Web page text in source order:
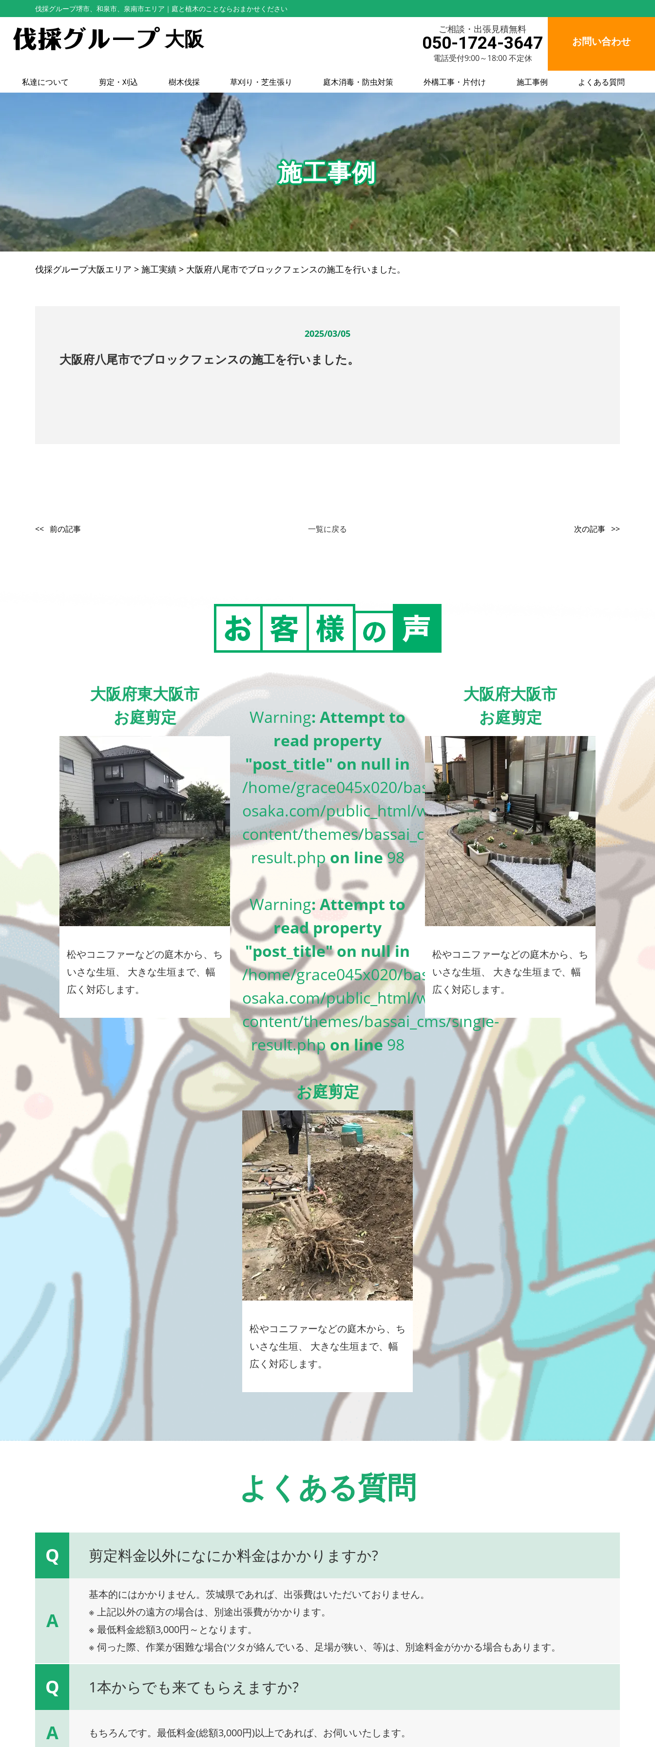
伐採グループ堺市、和泉市、泉南市エリア ｜庭と植木のことならおまかせください
大阪 ご相談・出張見積無料
050-1724-3647
電話受付9:00～18:00 不定休
お問い合わせ
私達について 剪定・刈込 樹木伐採 草刈り・芝生張り 庭木消毒・防虫対策 外構工事・片付け 施工事例 よくある質問
施工事例
伐採グループ大阪エリア > 施工実績 > 大阪府八尾市でブロックフェンスの施工を行いました。
2025/03/05
大阪府八尾市でブロックフェンスの施工を行いました。
<< 前の記事 一覧に戻る 次の記事 >>
大阪府東大阪市
お庭剪定
松やコニファーなどの庭木から、ち
いさな生垣、 大きな生垣まで、幅
広く対応します。
Warning: Attempt to
read property
"post_title" on null in
/home/grace045x020/bassaigroup-
osaka.com/public_html/wp-
content/themes/bassai_cms/single-
result.phpon line98
Warning: Attempt to
read property
"post_title" on null in
/home/grace045x020/bassaigroup-
osaka.com/public_html/wp-
content/themes/bassai_cms/single-
result.phpon line98
お庭剪定
松やコニファーなどの庭木から、ち
いさな生垣、 大きな生垣まで、幅
広く対応します。
大阪府大阪市
お庭剪定
松やコニファーなどの庭木から、ち
いさな生垣、 大きな生垣まで、幅
広く対応します。
よくある質問
Q 剪定料金以外になにか料金はかかりますか?
A
基本的にはかかりません。茨城県であれば、出張費はいただいておりません。
※ 上記以外の遠方の場合は、別途出張費がかかります。
※ 最低料金総額3,000円～となります。
※ 伺った際、作業が困難な場合(ツタが絡んでいる、足場が狭い、等)は、別途料金がかかる場合もあります。
Q 1本からでも来てもらえますか?
A もちろんです。最低料金(総額3,000円)以上であれば、お伺いいたします。